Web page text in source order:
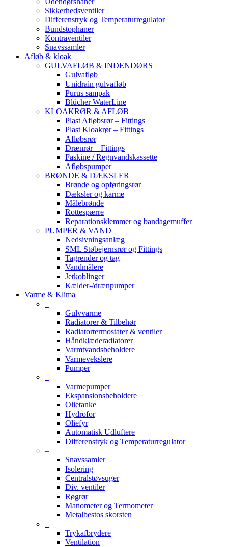
Sikkerhedsventiler
Differenstryk og Temperaturregulator
Bundstophaner
Kontraventiler
Snavssamler
Afløb & kloak
GULVAFLØB & INDENDØRS
Gulvafløb
Unidrain gulvafløb
Purus sampak
Blücher WaterLine
KLOAKRØR & AFLØB
Plast Afløbsrør – Fittings
Plast Kloakrør – Fittings
Afløbsrør
Drænrør – Fittings
Faskine / Regnvandskassette
Afløbspumper
BRØNDE & DÆKSLER
Brønde og opføringsrør
Dæksler og karme
Målebrønde
Rottespærre
Reparationsklemmer og bandagemuffer
PUMPER & VAND
Nedsivningsanlæg
SML Støbejernsrør og Fittings
Tagrender og tag
Vandmålere
Jetkoblinger
Kælder-/drænpumper
Varme & Klima
–
Gulvvarme
Radiatorer & Tilbehør
Radiatortermostater & ventiler
Håndklæderadiatorer
Varmtvandsbeholdere
Varmevekslere
Pumper
–
Varmepumper
Ekspansionsbeholdere
Olietanke
Hydrofor
Oliefyr
Automatisk Udluftere
Differenstryk og Temperaturregulator
–
Snavssamler
Isolering
Centralstøvsuger
Div. ventiler
Røgrør
Manometer og Termometer
Metalbestos skorsten
–
Trykafbrydere
Ventilation